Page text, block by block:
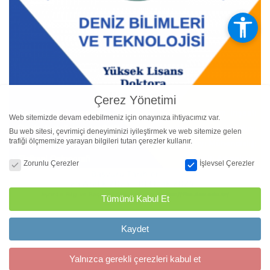
Çerez Yönetimi
Web sitemizde devam edebilmeniz için onayınıza ihtiyacımız var.
Bu web sitesi, çevrimiçi deneyiminizi iyileştirmek ve web sitemize gelen
trafiği ölçmemize yarayan bilgileri tutan çerezler kullanır.
Zorunlu Çerezler
İşlevsel Çerezler
Tümünü Kabul Et
Kaydet
Yalnızca gerekli çerezleri kabul et